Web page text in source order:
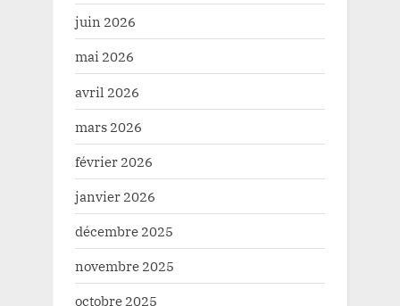
juin 2026
mai 2026
avril 2026
mars 2026
février 2026
janvier 2026
décembre 2025
novembre 2025
octobre 2025